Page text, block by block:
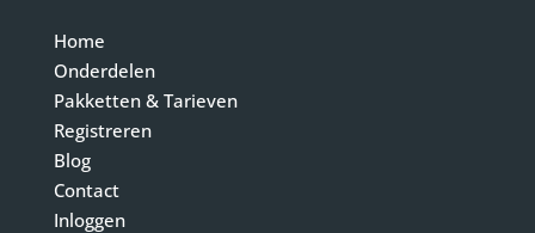
Home
Onderdelen
Pakketten & Tarieven
Registreren
Blog
Contact
Inloggen